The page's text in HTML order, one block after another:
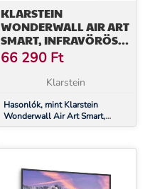
KLARSTEIN
WONDERWALL AIR ART
SMART, INFRAVÖRÖS
HŐSUGÁRZÓ, 80 X 60
CM, 500 W, CSILLAGOS
66 290 Ft
Klarstein
Hasonlók, mint Klarstein
Wonderwall Air Art Smart,
infravörös hősugárzó, 80 x 60